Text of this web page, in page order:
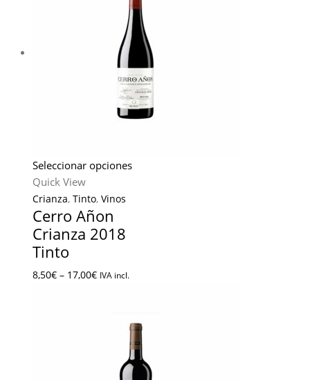
Seleccionar opciones
Quick View
Crianza, Tinto, Vinos
Cerro Añon
Crianza 2018
Tinto
8,50€– 17,00€ IVA incl.